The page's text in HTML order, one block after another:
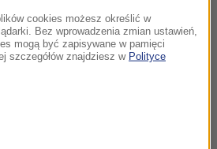
pory sześć konfrontacji 26-
o cztery lata Hiszpanką, z
cookies możesz określić w
Bez wprowadzenia zmian ustawień,
mogą być zapisywane w pamięci
szczegółów znajdziesz w Polityce